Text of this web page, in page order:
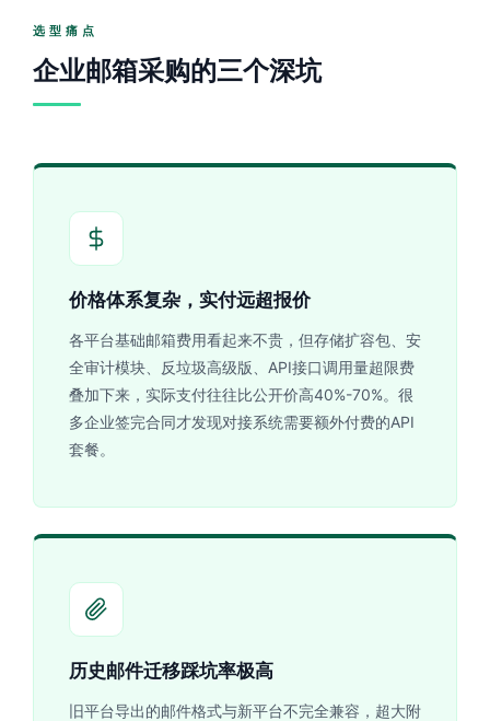
选型痛点
企业邮箱采购的三个深坑
价格体系复杂，实付远超报价
各平台基础邮箱费用看起来不贵，但存储扩容包、安
全审计模块、反垃圾高级版、API接口调用量超限费
叠加下来，实际支付往往比公开价高40%-70%。很
多企业签完合同才发现对接系统需要额外付费的API
套餐。
历史邮件迁移踩坑率极高
旧平台导出的邮件格式与新平台不完全兼容，超大附